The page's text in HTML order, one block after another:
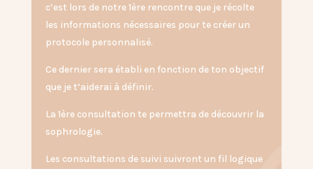
c’est lors de notre 1ère rencontre que je récolte
les informations nécessaires pour te créer un
protocole personnalisé.
Ce dernier sera établi en fonction de ton objectif
que je t’aiderai à définir.
La 1ère consultation te permettra de découvrir la
sophrologie.
Les consultations de suivi suivront un fil logique